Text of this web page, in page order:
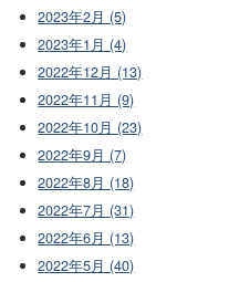
2023年2月 (5)
2023年1月 (4)
2022年12月 (13)
2022年11月 (9)
2022年10月 (23)
2022年9月 (7)
2022年8月 (18)
2022年7月 (31)
2022年6月 (13)
2022年5月 (40)